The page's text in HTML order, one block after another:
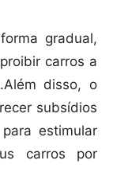
gradual,
carros a
disso, o
subsídios
estimular
carros por